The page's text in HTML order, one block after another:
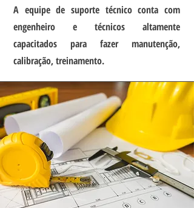
A equipe de suporte técnico conta com
engenheiro e técnicos altamente
capacitados para fazer manutenção,
calibração, treinamento.